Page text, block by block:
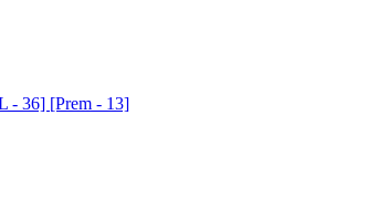
- 36] [Prem - 13]